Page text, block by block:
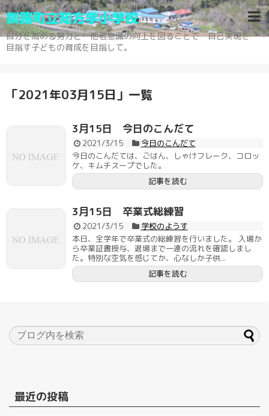
釧路町立知方学小学校
自分を高める努力と 他者意識の向上を図ることで 自己実現を
目指す子どもの育成を目指して。
「2021年03月15日 」 一覧
3月15日 今日のこんだて
2021/3/15
今日のこんだて
今日のこんだては、ごはん、しゃけフレーク、コロッ
ケ、キムチスープでした。
記事を読む
3月15日 卒業式総練習
2021/3/15
学校のようす
本日、全学年で卒業式の総練習を行いました。 入場か
ら卒業証書授与、退場まで一連の流れを確認しまし
た。特別な空気を感じてか、心なしか子供...
記事を読む
最近の投稿